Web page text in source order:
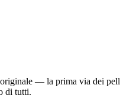
— la prima via dei
di tutti.